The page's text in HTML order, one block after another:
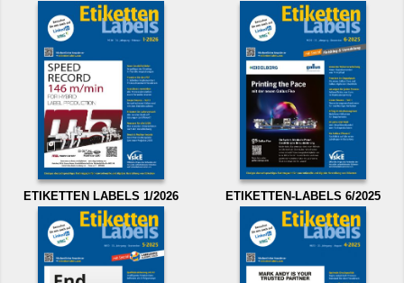
ETIKETTEN LABELS 1/2026 ETIKETTEN-LABELS 6/2025